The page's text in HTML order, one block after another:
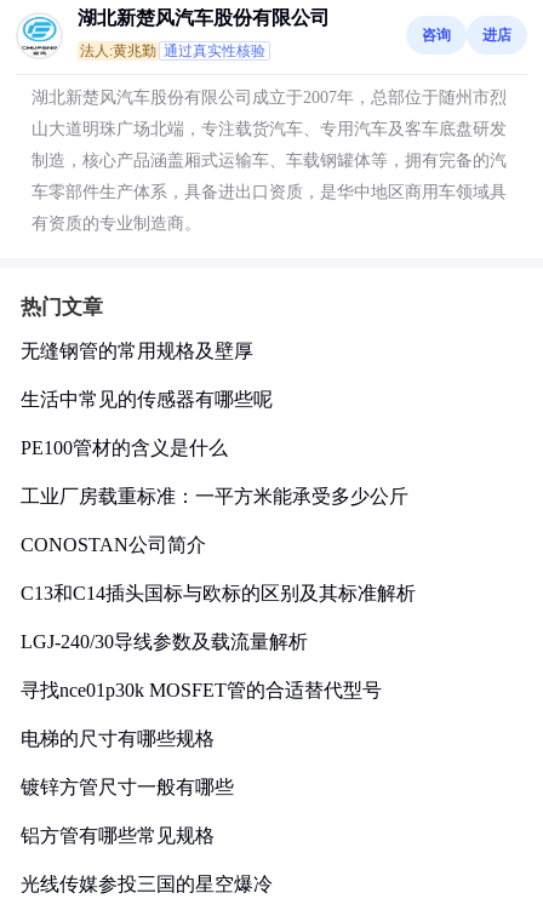
湖北新楚风汽车股份有限公司
法人:黄兆勤 通过真实性核验
咨询 进店
湖北新楚风汽车股份有限公司成立于2007年，总部位于随州市烈
山大道明珠广场北端，专注载货汽车、专用汽车及客车底盘研发
制造，核心产品涵盖厢式运输车、车载钢罐体等，拥有完备的汽
车零部件生产体系，具备进出口资质，是华中地区商用车领域具
有资质的专业制造商。
热门文章
无缝钢管的常用规格及壁厚
生活中常见的传感器有哪些呢
PE100管材的含义是什么
工业厂房载重标准：一平方米能承受多少公斤
CONOSTAN公司简介
C13和C14插头国标与欧标的区别及其标准解析
LGJ-240/30导线参数及载流量解析
寻找nce01p30k MOSFET管的合适替代型号
电梯的尺寸有哪些规格
镀锌方管尺寸一般有哪些
铝方管有哪些常见规格
光线传媒参投三国的星空爆冷